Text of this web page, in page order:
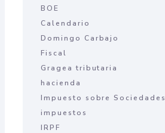
BOE
Calendario
Domingo Carbajo
Fiscal
Gragea tributaria
hacienda
Impuesto sobre Sociedades
impuestos
IRPF